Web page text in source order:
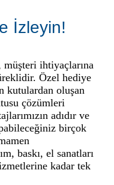
İzleyin!
müşteri ihtiyaçlarına
Özel hediye
kutulardan oluşan
çözümleri
adıdır ve
birçok
baskı, el sanatları
kadar tek